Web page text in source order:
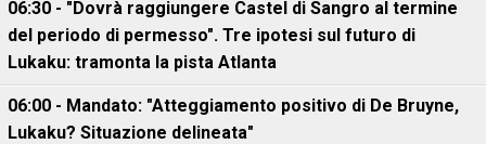
06:30 - "Dovrà raggiungere Castel di Sangro al termine
del periodo di permesso". Tre ipotesi sul futuro di
Lukaku: tramonta la pista Atlanta
06:00 - Mandato: "Atteggiamento positivo di De Bruyne,
Lukaku? Situazione delineata"